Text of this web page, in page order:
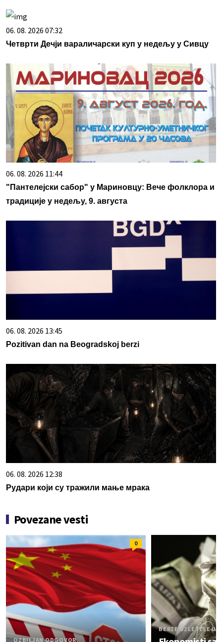
06. 08. 2026 07:32
Четврти Дечји вараличарски куп у недељу у Сивцу
06. 08. 2026 11:44
"Пантелејски сабор" у Мариновцу: Вече фолклора и
традиције у недељу, 9. августа
06. 08. 2026 13:45
Pozitivan dan na Beogradskoj berzi
06. 08. 2026 12:38
Рудари који су тражили мање мрака
Povezane vesti
0
OZBILJAN ODGOVOR
BERZE UZLETELE U